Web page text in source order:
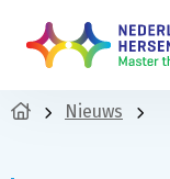
Nieuws